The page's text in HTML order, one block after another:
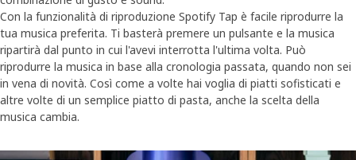
Con la funzionalità di riproduzione Spotify Tap è facile riprodurre la
tua musica preferita. Ti basterà premere un pulsante e la musica
ripartirà dal punto in cui l'avevi interrotta l'ultima volta. Può
riprodurre la musica in base alla cronologia passata, quando non sei
in vena di novità. Così come a volte hai voglia di piatti sofisticati e
altre volte di un semplice piatto di pasta, anche la scelta della
musica cambia.